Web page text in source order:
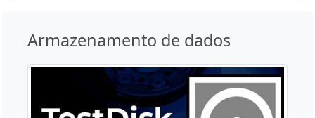
Armazenamento de dados